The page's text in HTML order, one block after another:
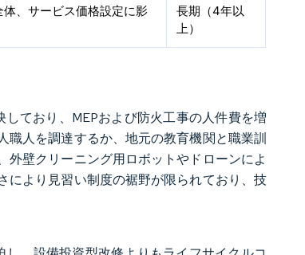
体、サービス価格設定に影
長期（4年以
上）
ており、MEPおよび防火工事の人件費を増
人を調達するか、地元の教育機関と職業訓
壁クリーニング用ロボットやドローンによ
により見習い制度の裾野が限られており、技